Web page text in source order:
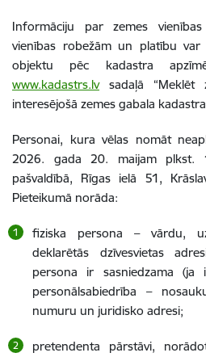
Informāciju par zemes
vienības robežām un platību
objektu pēc kadastra
www.kadastrs.lvsadaļā “Meklēt
interesējošā zemes gabala
Personai, kura vēlas nomāt
2026. gada 20. maijam plkst.
pašvaldībā, Rīgas ielā 51,
Pieteikumā norāda:
fiziska persona – vārdu,
deklarētās dzīvesvietas
persona ir sasniedzama
personālsabiedrība –
numuru un juridisko adresi;
pretendenta pārstāvi,